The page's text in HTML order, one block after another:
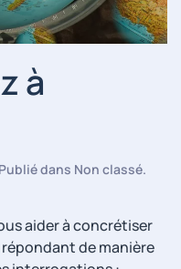
à
dans Non classé.
aider à concrétiser
de manière